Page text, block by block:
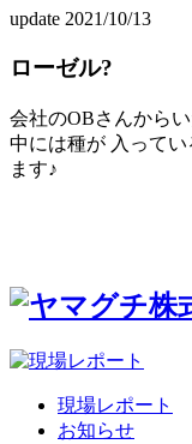
update 2021/10/13
ローゼル?
会社のOBさんから
中には種が 入って
ます♪
現場レポート
お知らせ